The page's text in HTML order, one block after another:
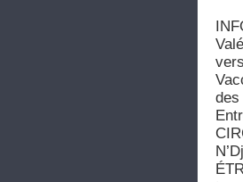
des